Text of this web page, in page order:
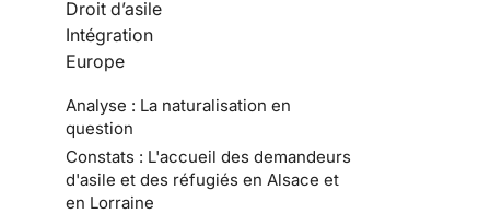
Droit d’asile
Intégration
Europe
Analyse : La naturalisation en
question
Constats : L'accueil des demandeurs
d'asile et des réfugiés en Alsace et
en Lorraine